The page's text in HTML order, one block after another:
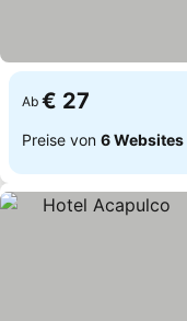
Ab € 27
Preise von 6 Websites